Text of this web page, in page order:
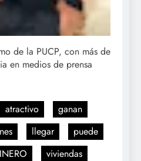
de la PUCP, con más de
en medios de prensa
atractivo
ganan
llegar
puede
viviendas